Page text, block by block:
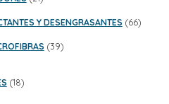
Y DESENGRASANTES 6666
3939
1818